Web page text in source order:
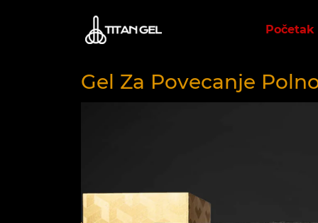
Početak
Gel Za Povecanje